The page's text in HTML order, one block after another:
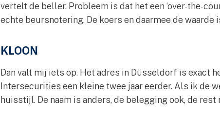
vertelt de beller. Probleem is dat het een ‘over-the-
echte beursnotering. De koers en daarmee de
KLOON
Dan valt mij iets op. Het adres in Düsseldorf is exact
Intersecurities een kleine twee jaar eerder. Als ik de
huisstijl. De naam is anders, de belegging ook, de rest